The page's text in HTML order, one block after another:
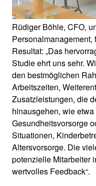
Rüdiger Böhle, CFO,
Resultat: „Das
Studie ehrt uns sehr.
den bestmöglichen
Arbeitszeiten,
Zusatzleistungen, die
hinausgehen, wie
Gesundheitsvorsorge
Situationen,
Altersvorsorge. Die
potenzielle Mitarbeiter
wertvolles Feedback“.